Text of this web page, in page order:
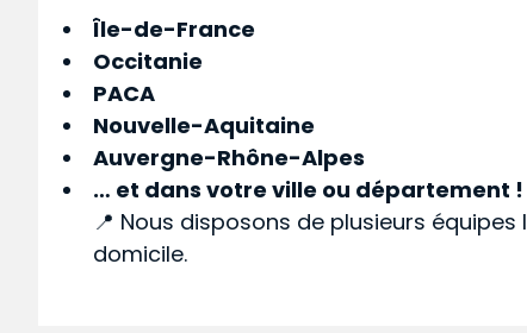
Île-de-France
Occitanie
PACA
Nouvelle-Aquitaine
Auvergne-Rhône-Alpes
… et dans votreville ou département !
📍 Nous disposons de plusieurs
domicile.